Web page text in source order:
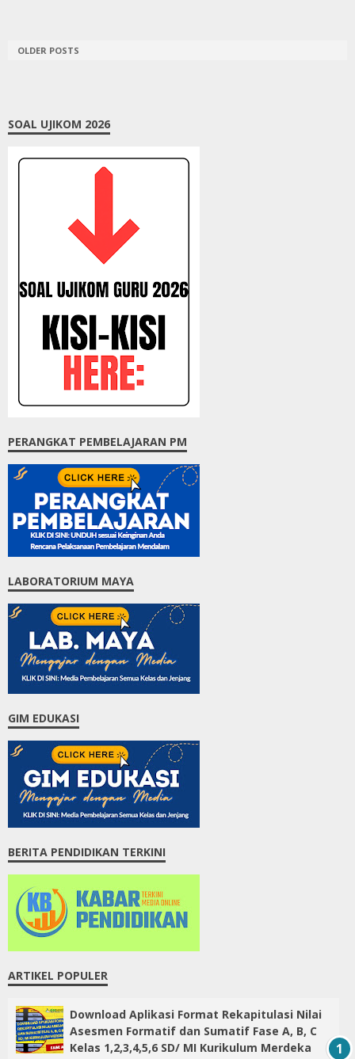
OLDER POSTS
SOAL UJIKOM 2026
PERANGKAT PEMBELAJARAN PM
LABORATORIUM MAYA
GIM EDUKASI
BERITA PENDIDIKAN TERKINI
ARTIKEL POPULER
Download Aplikasi Format Rekapitulasi Nilai
Asesmen Formatif dan Sumatif Fase A, B, C
Kelas 1,2,3,4,5,6 SD/ MI Kurikulum Merdeka